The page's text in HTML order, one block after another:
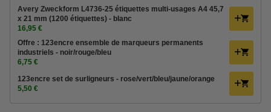
Avery Zweckform L4736-25 étiquettes multi-usages A4 45,7
x 21 mm (1200 étiquettes) - blanc
16,95 €
Offre : 123encre ensemble de marqueurs permanents
industriels - noir/rouge/bleu
6,75 €
123encre set de surligneurs - rose/vert/bleu/jaune/orange
5,50 €